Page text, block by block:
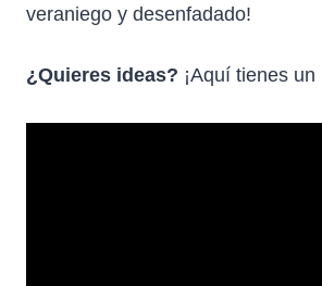
veraniego y desenfadado!
¿Quieres ideas? ¡Aquí tienes un